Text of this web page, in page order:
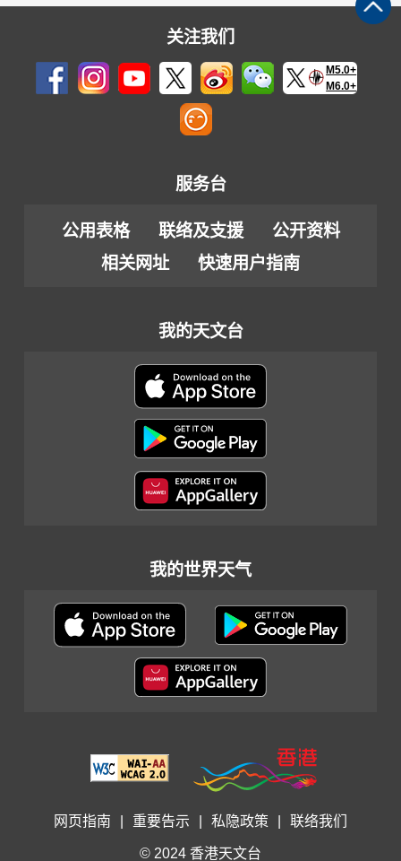
关注我们
M5.0+
M6.0+
服务台
公用表格 联络及支援
公开资料
相关网址
快速用户指南
我的天文台
我的世界天气
网页指南 重要告示 私隐政策 联络我们
© 2024 香港天文台